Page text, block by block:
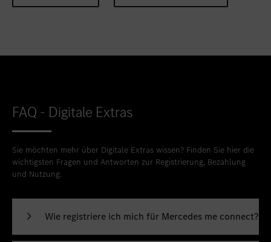
FAQ - Digitale Extras
Sie möchten mehr über Digitale Extras wissen? Finden Sie hier die
wichtigsten Fragen und Antworten zur Registrierung, Bezahlung
und Nutzung.
Wie registriere ich mich für Mercedes me connect?